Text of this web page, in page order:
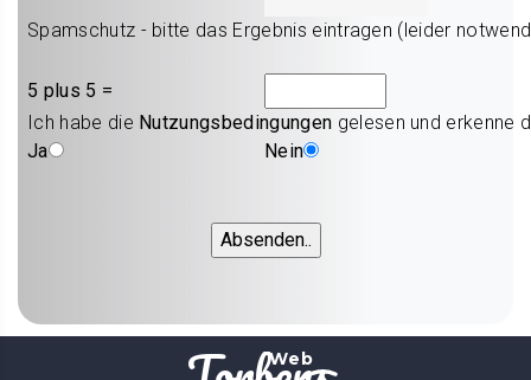
Spamschutz - bitte das Ergebnis eintragen (leider
5 plus 5 =
Ich habe die Nutzungsbedingungen gelesen und erkenne
Ja
Nein
Web